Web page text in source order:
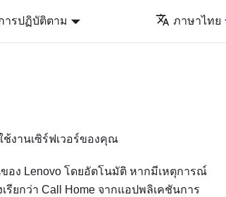
ารปฏิบัติตาม ภาษาไทย
งานเซิร์ฟเวอร์ของคุณ
อง Lenovo โดยอัตโนมัติ หากมีเหตุการณ์
ยกว่า Call Home จากแอปพลิเคชันการ